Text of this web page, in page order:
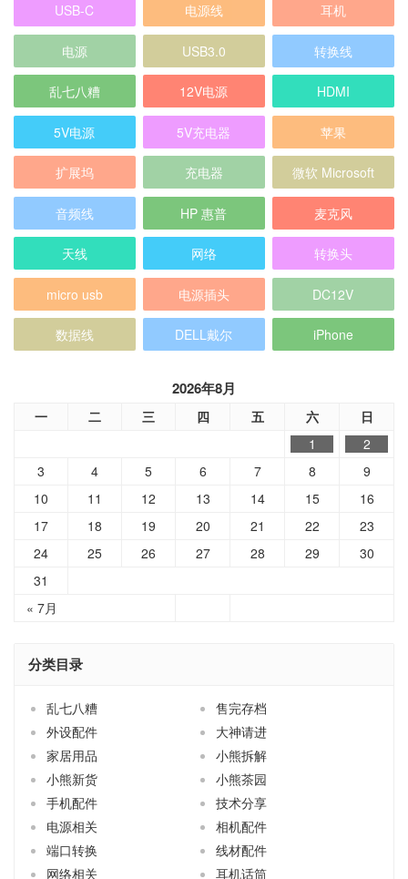
USB-C 电源线 耳机
电源 USB3.0 转换线
乱七八糟 12V电源 HDMI
5V电源 5V充电器 苹果
扩展坞 充电器 微软 Microsoft
音频线 HP 惠普 麦克风
天线 网络 转换头
micro usb 电源插头 DC12V
数据线 DELL戴尔 iPhone
2026年8月
一 二 三 四 五 六 日
« 7月
1
2
3
4 5 6 7 8
9
10
11 12 13 14 15
16
17
18 19 20 21 22
23
24
25 26 27 28 29
30
31
分类目录
乱七八糟
售完存档
外设配件
大神请进
家居用品
小熊拆解
小熊新货
小熊茶园
手机配件
技术分享
电源相关
相机配件
端口转换
线材配件
网络相关
耳机话筒